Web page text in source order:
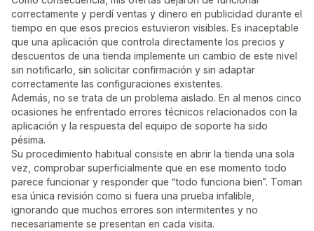
correctamente y perdí ventas y dinero en publicidad durante el
tiempo en que esos precios estuvieron visibles. Es inaceptable
que una aplicación que controla directamente los precios y
descuentos de una tienda implemente un cambio de este nivel
sin notificarlo, sin solicitar confirmación y sin adaptar
correctamente las configuraciones existentes.
Además, no se trata de un problema aislado. En al menos cinco
ocasiones he enfrentado errores técnicos relacionados con la
aplicación y la respuesta del equipo de soporte ha sido
pésima.
Su procedimiento habitual consiste en abrir la tienda una sola
vez, comprobar superficialmente que en ese momento todo
parece funcionar y responder que “todo funciona bien”. Toman
esa única revisión como si fuera una prueba infalible,
ignorando que muchos errores son intermitentes y no
necesariamente se presentan en cada visita.